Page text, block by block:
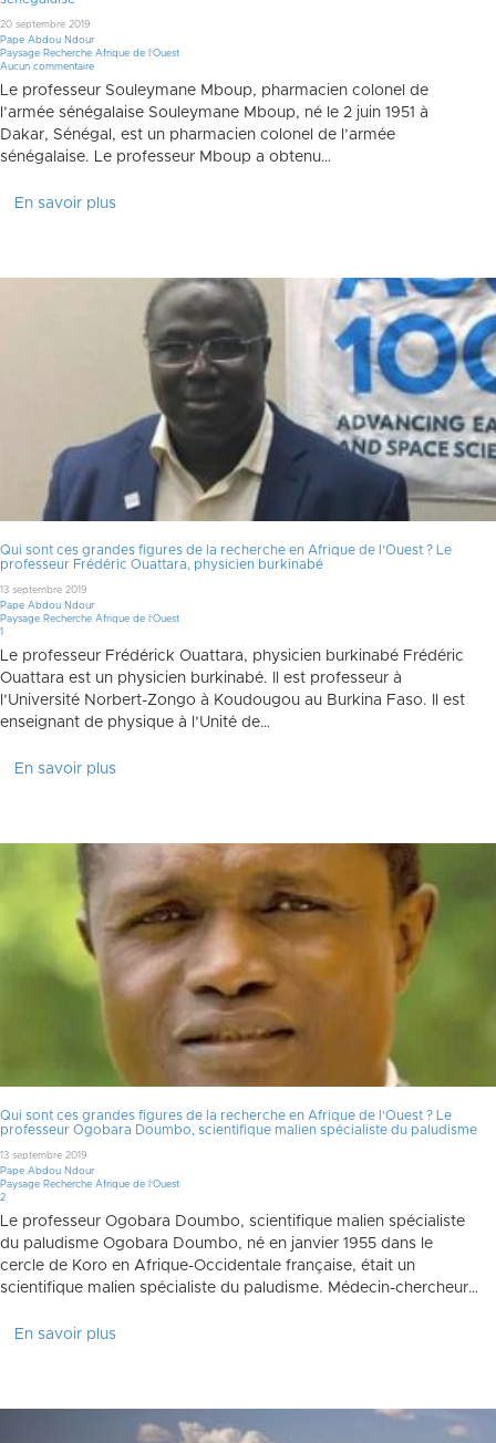
20 septembre 2019
Pape Abdou Ndour
Paysage Recherche Afrique de l'Ouest
Aucun commentaire
Le professeur Souleymane Mboup, pharmacien colonel de
l’armée sénégalaise Souleymane Mboup, né le 2 juin 1951 à
Dakar, Sénégal, est un pharmacien colonel de l’armée
sénégalaise. Le professeur Mboup a obtenu…
En savoir plus
Qui sont ces grandes figures de la recherche en Afrique de l’Ouest ? Le
professeur Frédéric Ouattara, physicien burkinabé
13 septembre 2019
Pape Abdou Ndour
Paysage Recherche Afrique de l'Ouest
1
Le professeur Frédérick Ouattara, physicien burkinabé Frédéric
Ouattara est un physicien burkinabé. Il est professeur à
l’Université Norbert-Zongo à Koudougou au Burkina Faso. Il est
enseignant de physique à l’Unité de…
En savoir plus
Qui sont ces grandes figures de la recherche en Afrique de l’Ouest ? Le
professeur Ogobara Doumbo, scientifique malien spécialiste du paludisme
13 septembre 2019
Pape Abdou Ndour
Paysage Recherche Afrique de l'Ouest
2Commentaires
Le professeur Ogobara Doumbo, scientifique malien spécialiste
du paludisme Ogobara Doumbo, né en janvier 1955 dans le
cercle de Koro en Afrique-Occidentale française, était un
scientifique malien spécialiste du paludisme. Médecin-chercheur…
En savoir plus